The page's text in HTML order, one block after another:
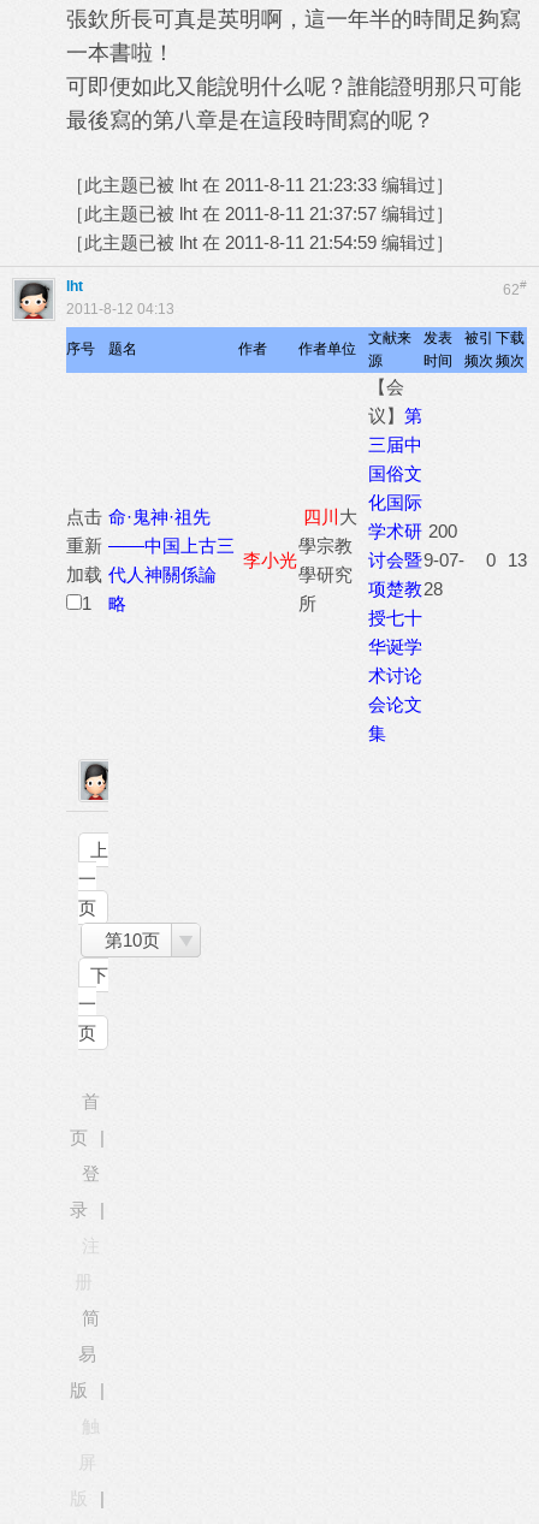
張欽所長可真是英明啊，這一年半的時間足夠寫
一本書啦！
可即便如此又能說明什么呢？誰能證明那只可能
最後寫的第八章是在這段時間寫的呢？
［此主题已被 lht 在 2011-8-11 21:23:33 编辑过］
［此主题已被 lht 在 2011-8-11 21:37:57 编辑过］
［此主题已被 lht 在 2011-8-11 21:54:59 编辑过］
62#
lht
2011-8-12 04:13
序号 题名 作者 作者单位
文献来
源
发表
时间
被引
频次
下载
频次
点击
重新
加载
1
命·鬼神·祖先
——中国上古三
代人神關係論
略
李小光
四川 大
學宗教
學研究
所
【会
议】 第
三届中
国俗文
化国际
学术研
讨会暨
项楚教
授七十
华诞学
术讨论
会论文
集
200
9-07-
28
0 13
上
一
页
第10页
下
一
页
首
页
|
登
录
|
注
册
简
易
版
|
触
屏
版
|